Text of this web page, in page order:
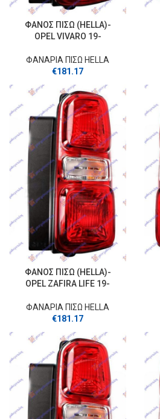
ΦΑΝΟΣ ΠΙΣΩ (HELLA)-
OPEL VIVARO 19-
ΦΑΝΑΡΙΑ ΠΙΣΩ HELLA
€181.17
ΦΑΝΟΣ ΠΙΣΩ (HELLA)-
OPEL ZAFIRA LIFE 19-
ΦΑΝΑΡΙΑ ΠΙΣΩ HELLA
€181.17